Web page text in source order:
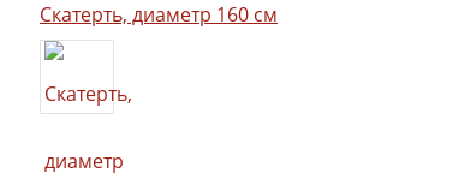
Скатерть, диаметр 160 см